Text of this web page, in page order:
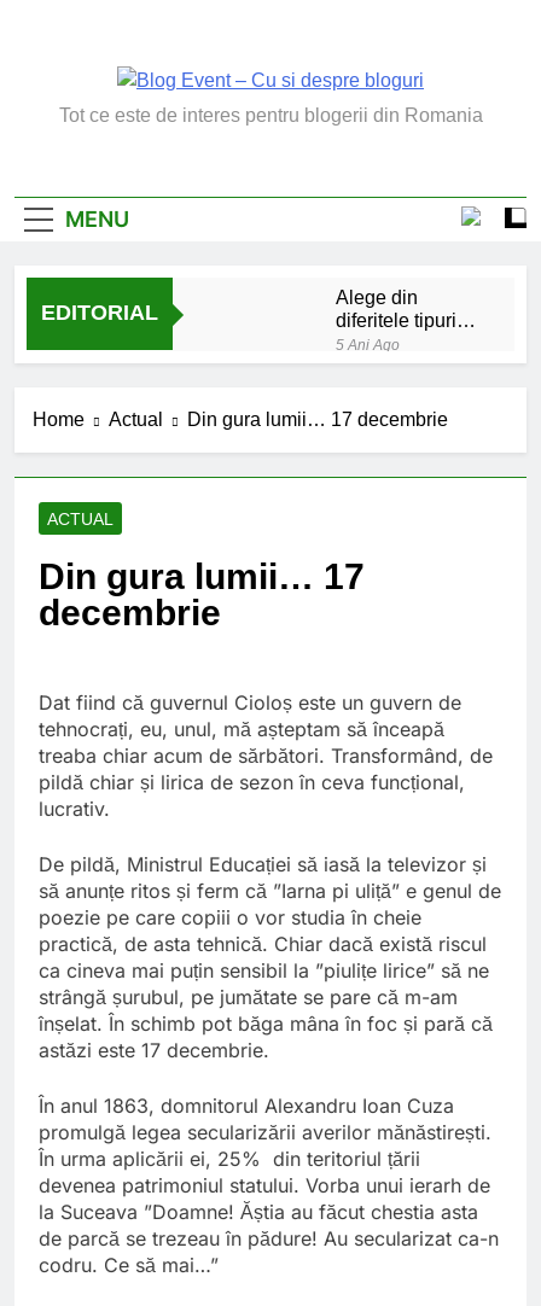
Blog Event – Cu Si
Tot ce este de interes pentru blogerii din Romania
MENU
EDITORIAL
Alege din
diferitele tipuri
de bratara de
argint
5 Ani Ago
5 Ani Ago
campanie ale lui
Donald Trump
Este posibil sa ne
iertam?
6 Ani Ago
Home Actual Din gura lumii… 17 decembrie
ACTUAL
Din gura lumii… 17
decembrie
Dat fiind că guvernul Cioloș este un guvern de
tehnocrați, eu, unul, mă așteptam să înceapă
treaba chiar acum de sărbători. Transformând, de
pildă chiar și lirica de sezon în ceva funcțional,
lucrativ.
De pildă, Ministrul Educației să iasă la televizor și
să anunțe ritos și ferm că ”Iarna pi uliță” e genul de
poezie pe care copiii o vor studia în cheie
practică, de asta tehnică. Chiar dacă există riscul
ca cineva mai puțin sensibil la ”piulițe lirice” să ne
strângă șurubul, pe jumătate se pare că m-am
înșelat. În schimb pot băga mâna în foc și pară că
astăzi este 17 decembrie.
În anul 1863, domnitorul Alexandru Ioan Cuza
promulgă legea secularizării averilor mănăstirești.
În urma aplicării ei, 25% din teritoriul țării
devenea patrimoniul statului. Vorba unui ierarh de
la Suceava ”Doamne! Ăștia au făcut chestia asta
de parcă se trezeau în pădure! Au secularizat ca-n
codru. Ce să mai…”